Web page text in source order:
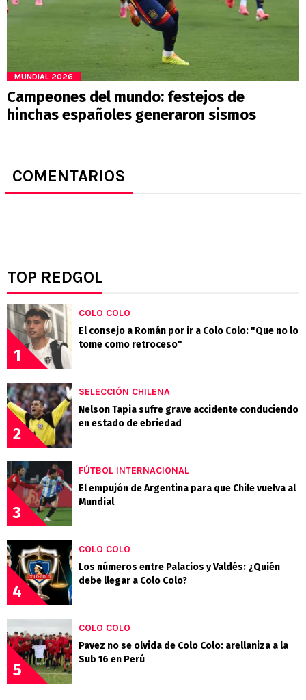
MUNDIAL 2026
Campeones del mundo: festejos de
hinchas españoles generaron sismos
COMENTARIOS
TOP REDGOL
1
COLO COLO
El consejo a Román por ir a Colo Colo: "Que no lo
tome como retroceso"
2
SELECCIÓN CHILENA
Nelson Tapia sufre grave accidente conduciendo
en estado de ebriedad
3
FÚTBOL INTERNACIONAL
El empujón de Argentina para que Chile vuelva al
Mundial
4
COLO COLO
Los números entre Palacios y Valdés: ¿Quién
debe llegar a Colo Colo?
5
COLO COLO
Pavez no se olvida de Colo Colo: arellaniza a la
Sub 16 en Perú